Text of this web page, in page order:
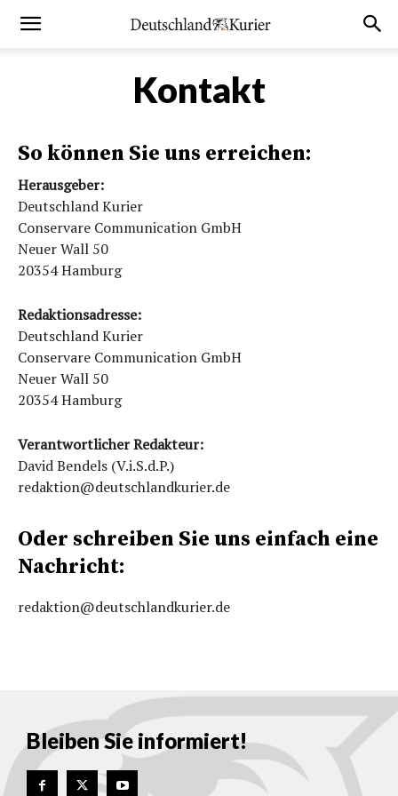
Kontakt
So können Sie uns erreichen:
Herausgeber:
Deutschland Kurier
Conservare Communication GmbH
Neuer Wall 50
20354 Hamburg
Redaktionsadresse:
Deutschland Kurier
Conservare Communication GmbH
Neuer Wall 50
20354 Hamburg
Verantwortlicher Redakteur:
David Bendels (V.i.S.d.P.)
redaktion@deutschlandkurier.de
Oder schreiben Sie uns einfach eine
Nachricht:
redaktion@deutschlandkurier.de
Bleiben Sie informiert!